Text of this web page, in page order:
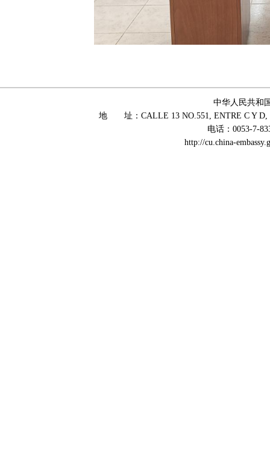
中华人民共和
地 址：CALLE 13 NO.551, ENTRE C Y D,
电话：0053-7-
http://cu.china-